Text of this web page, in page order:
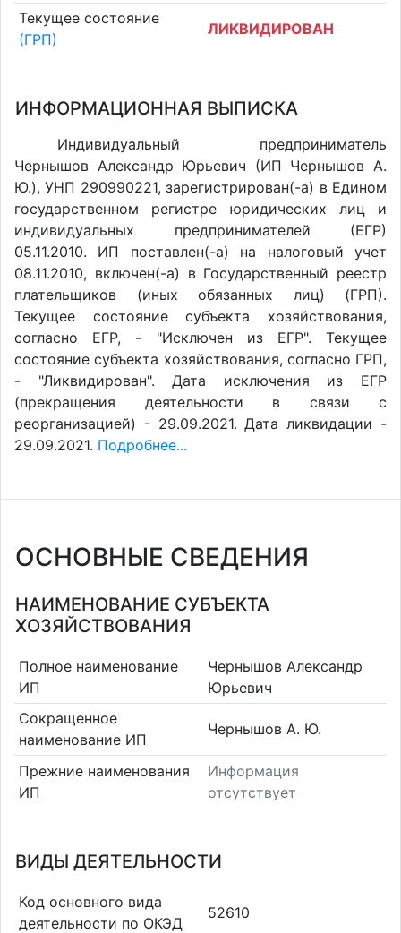
Текущее состояние
(ГРП)
ЛИКВИДИРОВАН
ИНФОРМАЦИОННАЯ ВЫПИСКА
Индивидуальный предприниматель
Чернышов Александр Юрьевич (ИП Чернышов А.
Ю.), УНП 290990221, зарегистрирован(-а) в Едином
государственном регистре юридических лиц и
индивидуальных предпринимателей (ЕГР)
05.11.2010. ИП поставлен(-a) на налоговый учет
08.11.2010, включен(-a) в Государственный реестр
плательщиков (иных обязанных лиц) (ГРП).
Текущее состояние субъекта хозяйствования,
согласно ЕГР, - "Исключен из ЕГР". Текущее
состояние субъекта хозяйствования, согласно ГРП,
- "Ликвидирован". Дата исключения из ЕГР
(прекращения деятельности в связи с
реорганизацией) - 29.09.2021. Дата ликвидации -
29.09.2021. Подробнее...
ОСНОВНЫЕ СВЕДЕНИЯ
НАИМЕНОВАНИЕ СУБЪЕКТА
ХОЗЯЙСТВОВАНИЯ
Полное наименование
ИП
Чернышов Александр
Юрьевич
Сокращенное
наименование ИП
Чернышов А. Ю.
Прежние наименования
ИП
Информация
отсутствует
ВИДЫ ДЕЯТЕЛЬНОСТИ
Код основного вида
деятельности по ОКЭД
52610